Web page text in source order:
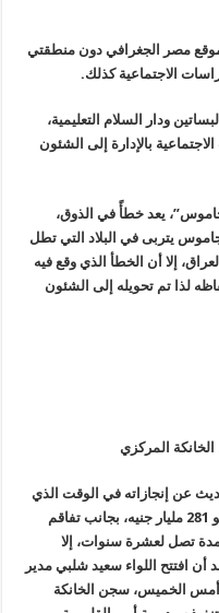
مصر الجغرافي دون منطقتي
الاجتماعية كذلك.
ودار السلام التعليمية،
بالإدارة إلى الشئون
يعد خطأً في الذوق،
يتربى في البلاد التي تطل
إلا أن الخطأ الذي وقع فيه
لذا تم تحويله إلى الشئون
المركزي
عن إنجازاته في الوقت الذي
تعاني فيه مصر من عجز الموازنة العامة بنحو 281 مليار جنيه، بجانب تفاقم
تصل لعشرة سنوات، إلا
أن افتتح اللواء سعيد شلبي مدير
أمس الخميس، سجن الخانكة